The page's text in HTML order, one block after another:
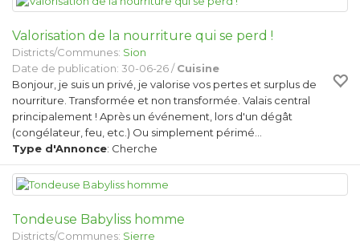
Valorisation de la nourriture qui se perd !
Districts/Communes: Sion
Date de publication: 30-06-26 /Cuisine
Bonjour, je suis un privé, je valorise vos pertes et surplus de
nourriture. Transformée et non transformée. Valais central
principalement ! Après un événement, lors d'un dégât
(congélateur, feu, etc.) Ou simplement périmé…
Type d'Annonce: Cherche
Tondeuse Babyliss homme
Districts/Communes: Sierre